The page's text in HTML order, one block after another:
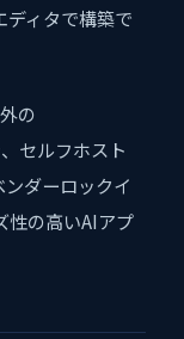
ディタで構築で
の
セルフホスト
ンダーロックイ
性の高いAIアプ